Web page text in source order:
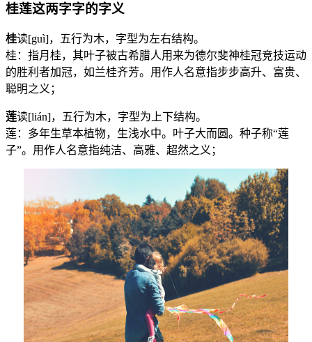
桂莲这两字字的字义
桂读[guì]，五行为木，字型为左右结构。
桂：指月桂，其叶子被古希腊人用来为德尔斐神桂冠竞技运动
的胜利者加冠，如兰桂齐芳。用作人名意指步步高升、富贵、
聪明之义；
莲读[lián]，五行为木，字型为上下结构。
莲：多年生草本植物，生浅水中。叶子大而圆。种子称“莲
子”。用作人名意指纯洁、高雅、超然之义；